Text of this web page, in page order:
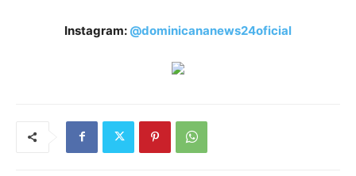
Instagram: @dominicananews24oficial